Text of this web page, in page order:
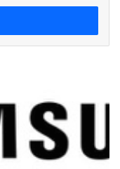
الإلكتروني
مصر
الصيف
بعروض